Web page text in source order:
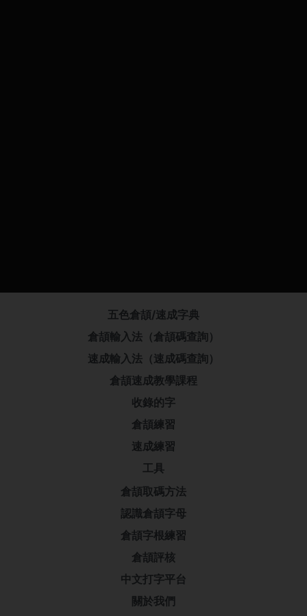
五色倉頡/速成字典
倉頡輸入法（倉頡碼查詢）
速成輸入法（速成碼查詢）
倉頡速成教學課程
收錄的字
倉頡練習
速成練習
工具
倉頡取碼方法
認識倉頡字母
倉頡字根練習
倉頡評核
中文打字平台
關於我們